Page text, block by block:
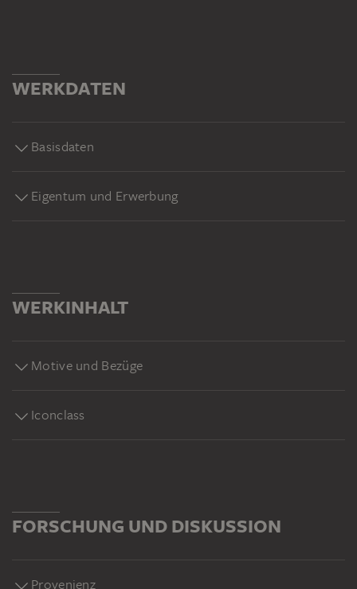
WERKDATEN
Basisdaten
Eigentum und Erwerbung
WERKINHALT
Motive und Bezüge
Iconclass
FORSCHUNG UND DISKUSSION
Provenienz